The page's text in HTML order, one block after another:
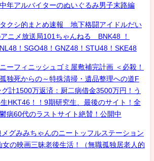
年アルバイターのぬいぐるみ男子末路編
クシ的まとめ速報 地下格闘アイドルだい
ニメ放送局101ちゃんねる BNK48 ！
！SGO48！GNZ48！STU48！SKE48
ーフィニッシュゴミ屋敷補完計画 ＜必殺！
独死からの～特殊清掃・遺品整理への道F
計1500万返済：厨二病借金3500万円！う
HKT46！！9期研究生、最後のサイト！全
病60代のラストサイト絶賛！公開中
グみみちゃんのニートッフルステーション
女の映画三昧老後生活！（無職孤独居老人的